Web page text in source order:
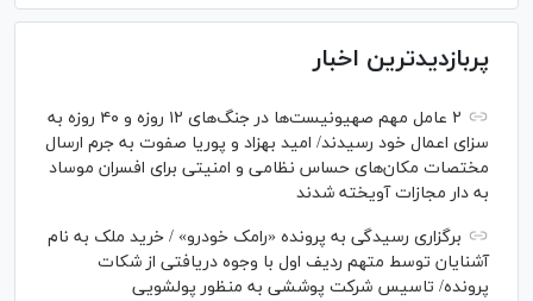
پربازدیدترین اخبار
۲ عامل مهم صهیونیست‌ها در جنگ‌های ۱۲ روزه و ۴۰ روزه به
سزای اعمال خود رسیدند/ امید بهزاد و پوریا صفوت به جرم ارسال
مختصات مکان‌های حساس نظامی و امنیتی برای افسران موساد
به دار مجازات آویخته شدند
برگزاری رسیدگی به پرونده «رامک خودرو» / خرید ملک به نام
آشنایان توسط متهم ردیف اول با وجوه دریافتی از شکات
پرونده/ تاسیس شرکت پوششی به منظور پولشویی